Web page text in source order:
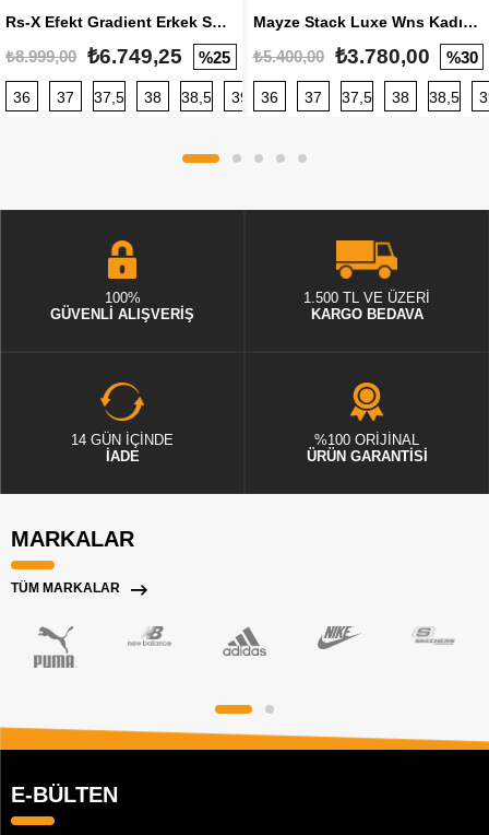
Rs-X Efekt Gradient Erkek Sneaker
₺8.999,00 ₺6.749,25 %25
36 37 37,5 38 38,5 39 40 40,5 41 42 42,5
Mayze Stack Luxe Wns Kadın Sneaker
₺5.400,00 ₺3.780,00 %30
36 37 37,5 38 38,5
100%
GÜVENLİ ALIŞVERİŞ
1.500 TL VE ÜZERİ
KARGO BEDAVA
14 GÜN İÇİNDE
İADE
%100 ORİJİNAL
ÜRÜN GARANTİSİ
MARKALAR
TÜM MARKALAR
E-BÜLTEN